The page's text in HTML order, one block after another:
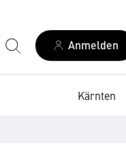
Anmelden
Kärnten